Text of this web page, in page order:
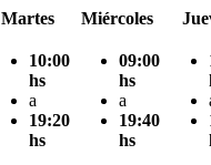
Martes Miércoles
10:00
hs
a
19:20
hs
09:00
hs
a
19:40
hs